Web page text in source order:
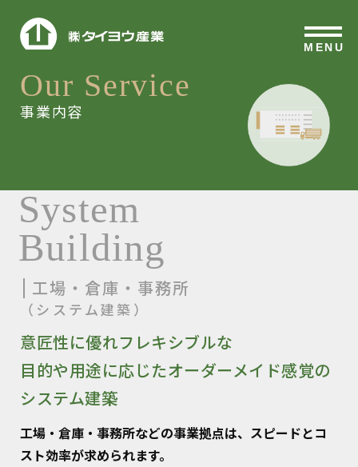
MENU
Our Service
事業内容
System
Building
工場・倉庫・事務所
（システム建築）
意匠性に優れフレキシブルな
目的や用途に応じたオーダーメイド感覚の
システム建築
工場・倉庫・事務所などの事業拠点は、スピードとコ
スト効率が求められます。